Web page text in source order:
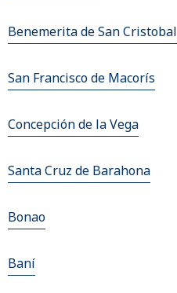
Benemerita de San Cristobal
San Francisco de Macorís
Concepción de la Vega
Santa Cruz de Barahona
Bonao
Baní